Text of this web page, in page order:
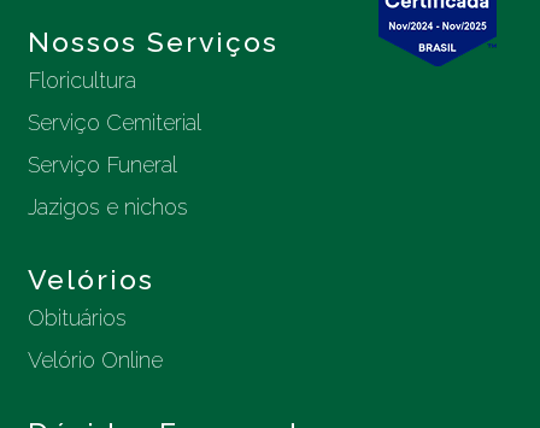
Nossos Serviços
Floricultura
Serviço Cemiterial
Serviço Funeral
Jazigos e nichos
Velórios
Obituários
Velório Online